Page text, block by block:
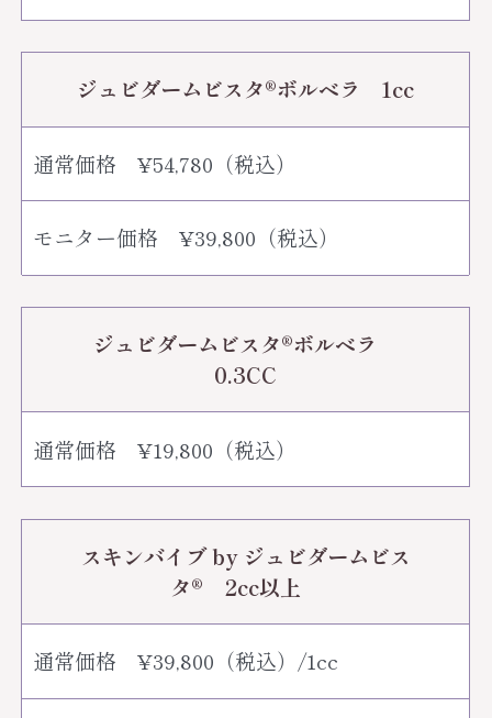
ジュビダームビスタ®︎ボルベラ 1cc
通常価格 ¥54,780（税込）
モニター価格 ¥39,800（税込）
ジュビダームビスタ®︎ボルベラ
0.3CC
通常価格 ¥19,800（税込）
スキンバイブ by ジュビダームビス
タ® 2cc以上
通常価格 ¥39,800（税込）/1cc